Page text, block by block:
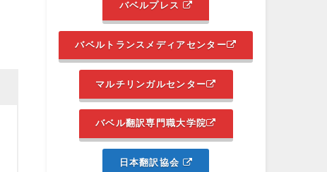
バベルプレス
バベルトランスメディアセンター
マルチリンガルセンター
バベル翻訳専門職大学院
日本翻訳協会